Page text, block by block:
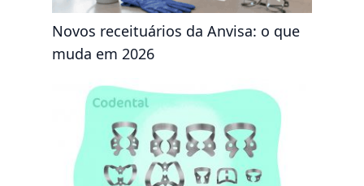
Novos receituários da Anvisa: o que
muda em 2026